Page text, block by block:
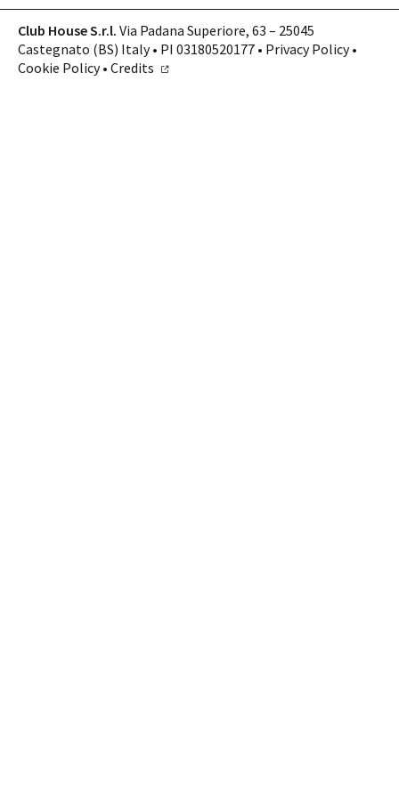
Club House S.r.l. Via Padana Superiore, 63 – 25045
Castegnato (BS) Italy • PI 03180520177 • Privacy Policy•
Cookie Policy• Credits